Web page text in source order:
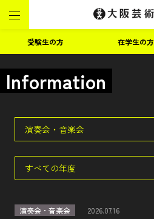
受験生の方 在学生の方
Information
演奏会・音楽会
すべての年度
演奏会・音楽会 2026.07.16